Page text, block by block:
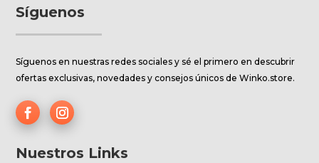
Síguenos
Síguenos en nuestras redes sociales y sé el primero en descubrir
ofertas exclusivas, novedades y consejos únicos de Winko.store.
Nuestros Links